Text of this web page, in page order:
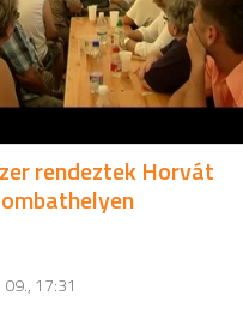
rendeztek Horvát
09., 17:31